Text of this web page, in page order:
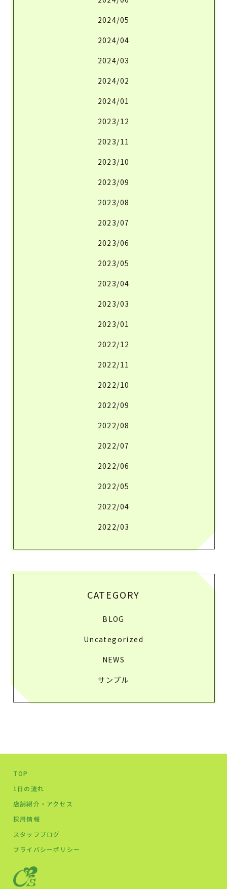
2024/05
2024/04
2024/03
2024/02
2024/01
2023/12
2023/11
2023/10
2023/09
2023/08
2023/07
2023/06
2023/05
2023/04
2023/03
2023/01
2022/12
2022/11
2022/10
2022/09
2022/08
2022/07
2022/06
2022/05
2022/04
2022/03
CATEGORY
BLOG
Uncategorized
NEWS
サンプル
TOP
1日の流れ
店舗紹介・アクセス
採用情報
スタッフブログ
プライバシーポリシー